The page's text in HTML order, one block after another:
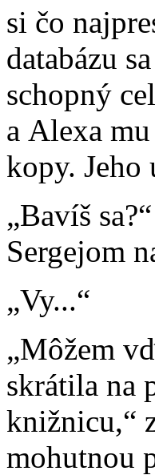
si čo
databázu
schopný
a Alexa
kopy.
„Bavíš
Sergejom
„Vy...“
„Môžem
skrátila na
knižnicu,“
mohutnou